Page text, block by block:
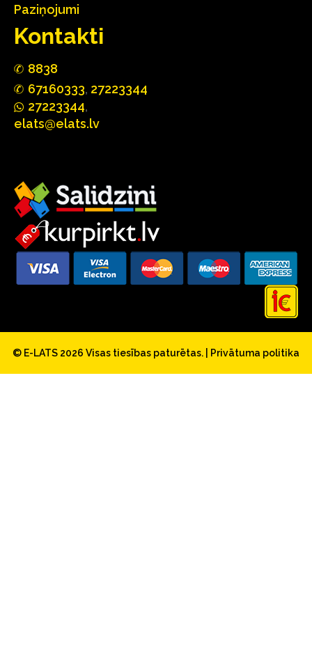
Paziņojumi
Kontakti
8838
67160333, 27223344
27223344,
elats@elats.lv
© E-LATS 2026 Visas tiesības paturētas. Privātuma politika